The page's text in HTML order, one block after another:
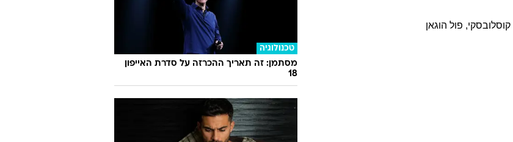
קוסלובסקי, פול הוגאן
טכנולוגיה
מסתמן: זה תאריך ההכרזה על סדרת האייפון
18